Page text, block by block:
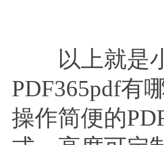
以上就是小
PDF365pdf有
操作简便的